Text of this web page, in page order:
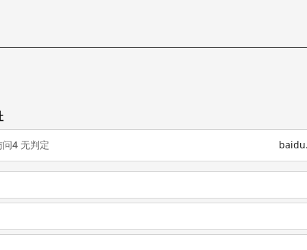
问4 无判定